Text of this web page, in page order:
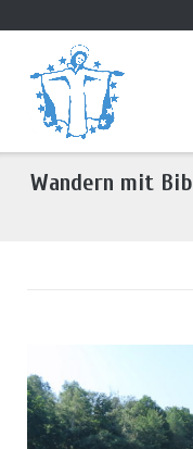
Wandern mit